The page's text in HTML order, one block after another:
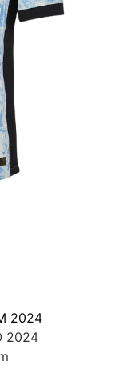
2024
2024